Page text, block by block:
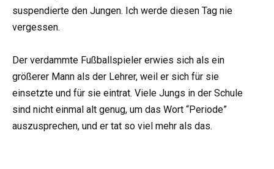
suspendierte den Jungen. Ich werde diesen Tag nie
vergessen.
Der verdammte Fußballspieler erwies sich als ein
größerer Mann als der Lehrer, weil er sich für sie
einsetzte und für sie eintrat. Viele Jungs in der Schule
sind nicht einmal alt genug, um das Wort “Periode”
auszusprechen, und er tat so viel mehr als das.